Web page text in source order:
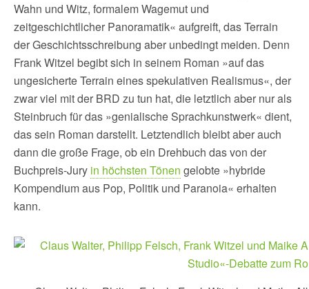
Wahn und Witz, formalem Wagemut und
zeitgeschichtlicher Panoramatik« aufgreift, das Terrain
der Geschichtsschreibung aber unbedingt meiden. Denn
Frank Witzel begibt sich in seinem Roman »auf das
ungesicherte Terrain eines spekulativen Realismus«, der
zwar viel mit der BRD zu tun hat, die letztlich aber nur als
Steinbruch für das »genialische Sprachkunstwerk« dient,
das sein Roman darstellt. Letztendlich bleibt aber auch
dann die große Frage, ob ein Drehbuch das von der
Buchpreis-Jury in höchsten Tönen gelobte »hybride
Kompendium aus Pop, Politik und Paranoia« erhalten
kann.